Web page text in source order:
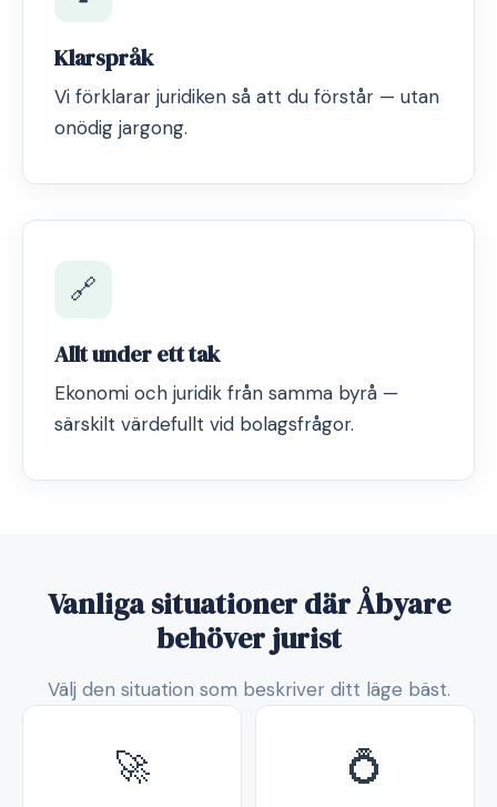
Klarspråk
Vi förklarar juridiken så att du förstår — utan
onödig jargong.
🔗
Allt under ett tak
Ekonomi och juridik från samma byrå —
särskilt värdefullt vid bolagsfrågor.
Vanliga situationer där Åbyare
behöver jurist
Välj den situation som beskriver ditt läge bäst.
🚀 💍